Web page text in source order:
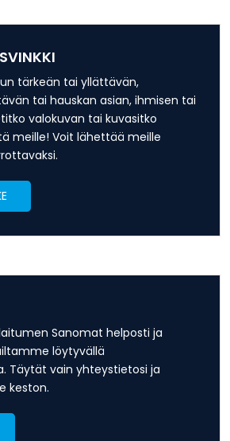
tärkeän tai yllättävän,
tai hauskan asian, ihmisen tai
valokuvan tai kuvasitko
meille! Voit lähettää meille
Sanomat helposti ja
löytyvällä
Täytät vain yhteystietosi ja
keston.